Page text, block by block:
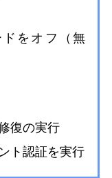
ドをオフ（無
復の実行
ト認証を実行